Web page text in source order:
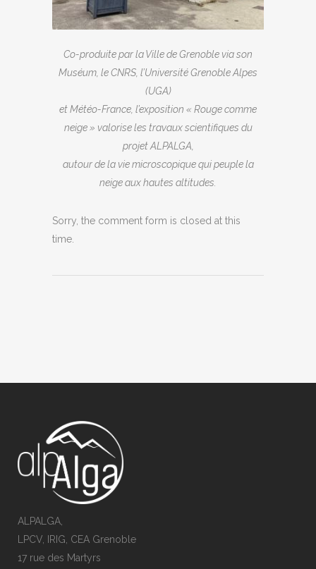
Co-produite par la Ville de Grenoble via son
Muséum, le CNRS, l’Université Grenoble Alpes
(UGA)
et Météo-France, l’exposition « Rouge comme
neige » valorise les travaux scientifiques du
projet ALPALGA,
autour de la vie microscopique qui peuple la
neige aux hautes altitudes.
Sorry, the comment form is closed at this
time.
ALPALGA,
LPCV, IRIG, CEA Grenoble
17 rue des Martyrs